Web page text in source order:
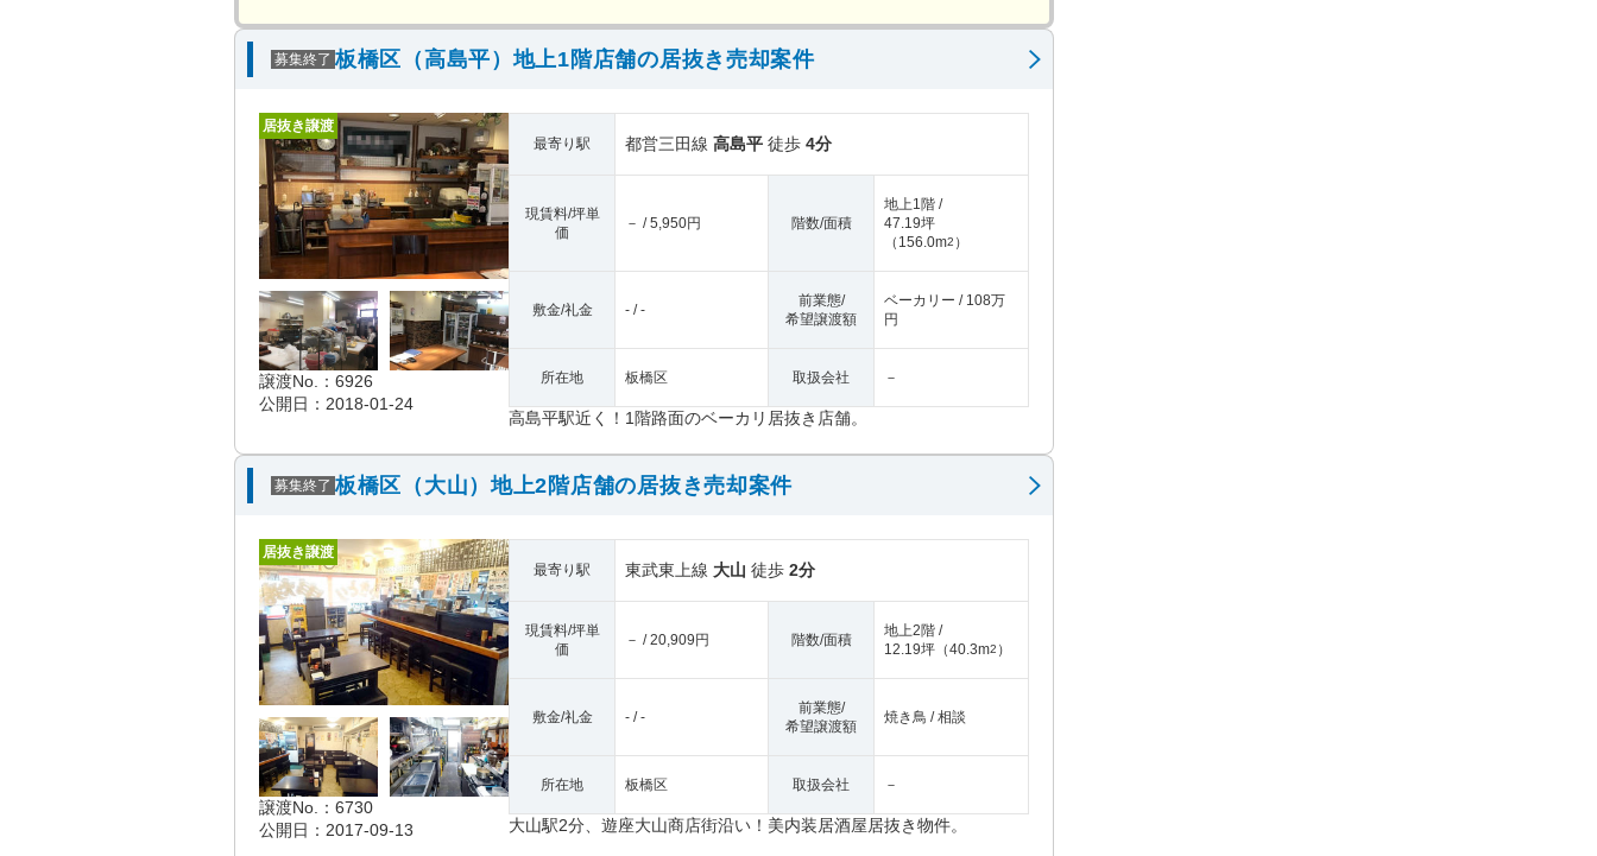
募集終了 板橋区（高島平）地上1階店舗の居抜き売却案件
居抜き譲渡
譲渡No.：6926
公開日：2018-01-24
最寄り駅 都営三田線 高島平 徒歩 4分
現賃料/坪単
価
－ / 5,950円 階数/面積
地上1階 /
47.19坪
（ 156.0m2 ）
敷金/礼金 - / -
前業態/
希望譲渡額
ベーカリー / 108万
円
所在地 板橋区 取扱会社 －
高島平駅近く！1階路面のベーカリ居抜き店舗。
募集終了 板橋区（大山）地上2階店舗の居抜き売却案件
居抜き譲渡
譲渡No.：6730
公開日：2017-09-13
最寄り駅 東武東上線 大山 徒歩 2分
現賃料/坪単
価
－ / 20,909円 階数/面積
地上2階 /
12.19坪 （40.3m2 ）
敷金/礼金 - / -
前業態/
希望譲渡額
焼き鳥 / 相談
所在地 板橋区 取扱会社 －
大山駅2分、遊座大山商店街沿い！美内装居酒屋居抜き物件。